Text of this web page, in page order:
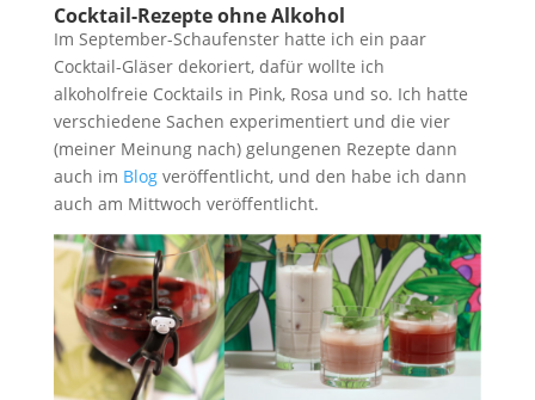
Cocktail-Rezepte ohne Alkohol
Im September-Schaufenster hatte ich ein paar
Cocktail-Gläser dekoriert, dafür wollte ich
alkoholfreie Cocktails in Pink, Rosa und so. Ich hatte
verschiedene Sachen experimentiert und die vier
(meiner Meinung nach) gelungenen Rezepte dann
auch im Blogveröffentlicht, und den habe ich dann
auch am Mittwoch veröffentlicht.